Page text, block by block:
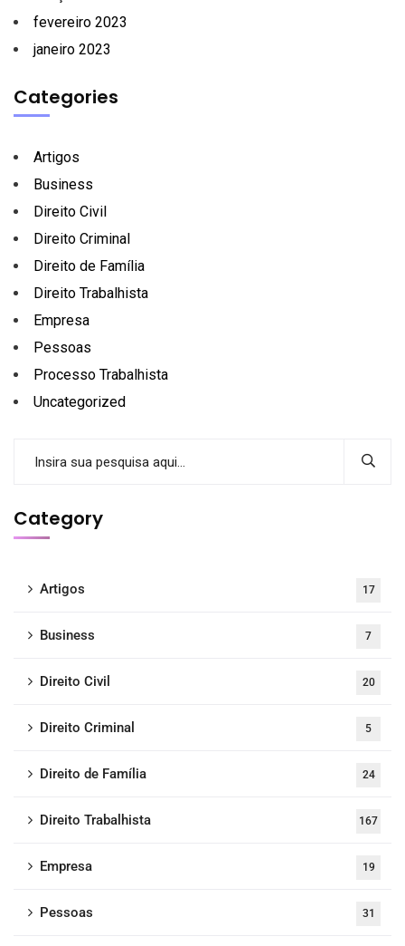
fevereiro 2023
janeiro 2023
Categories
Artigos
Business
Direito Civil
Direito Criminal
Direito de Família
Direito Trabalhista
Empresa
Pessoas
Processo Trabalhista
Uncategorized
Category
Artigos 17
Business 7
Direito Civil 20
Direito Criminal 5
Direito de Família 24
Direito Trabalhista 167
Empresa 19
Pessoas 31